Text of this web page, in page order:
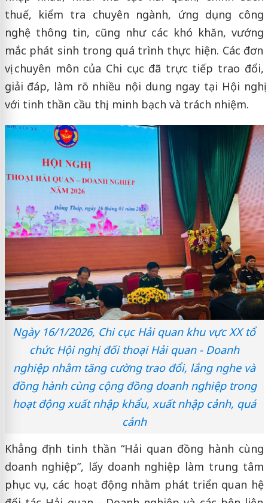
thuế, kiểm tra chuyên ngành, ứng dụng công
nghệ thông tin, cũng như các khó khăn, vướng
mắc phát sinh trong quá trình thực hiện. Các đơn
vị chuyên môn của Chi cục đã trực tiếp trao đổi,
giải đáp, làm rõ nhiều nội dung ngay tại Hội nghị
với tinh thần cầu thị, minh bạch và trách nhiệm.
Ngày 16/1/2026, Chi cục Hải quan khu vực XX tổ
chức Hội nghị đối thoại Hải quan - Doanh
nghiệp nhằm tăng cường trao đổi, lắng nghe và
đồng hành cùng cộng đồng doanh nghiệp trong
hoạt động xuất nhập khẩu, xuất nhập cảnh, quá
cảnh
Khẳng định tinh thần “Hải quan đồng hành cùng
doanh nghiệp”, lấy doanh nghiệp làm trung tâm
phục vụ, các hoạt động nhằm phát triển quan hệ